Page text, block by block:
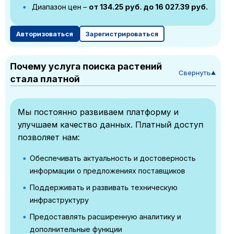
Диапазон цен – от 134.25 руб. до 16 027.39 руб.
Авторизоваться Зарегистрироваться
Почему услуга поиска растений
стала платной
Свернуть▼
Мы постоянно развиваем платформу и
улучшаем качество данных. Платный доступ
позволяет нам:
Обеспечивать актуальность и достоверность
информации о предложениях поставщиков
Поддерживать и развивать техническую
инфраструктуру
Предоставлять расширенную аналитику и
дополнительные функции